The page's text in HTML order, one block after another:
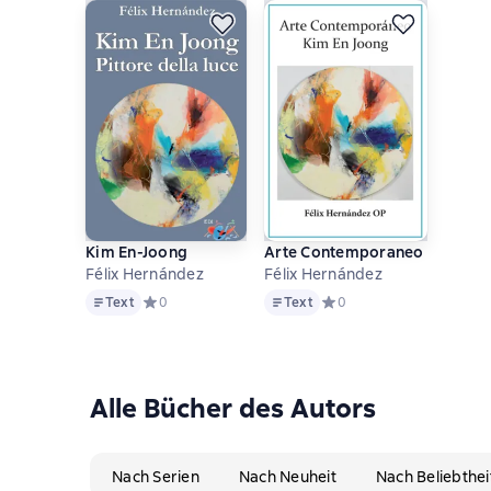
Kim En-Joong
Félix Hernández
TextText Средний рейтинг 0 на основе 0 оценок
0
Arte Contemporaneo
Félix Hernández
TextText Средний рейтинг 0 на
0
Alle Bücher des Autors
Nach Serien Nach Neuheit Nach